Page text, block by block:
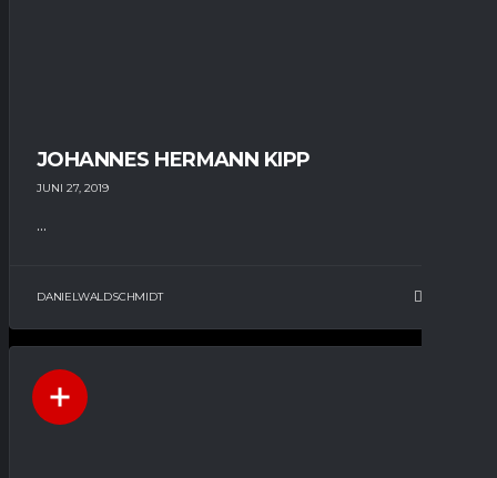
JOHANNES HERMANN KIPP
JUNI 27, 2019
...
DANIELWALDSCHMIDT